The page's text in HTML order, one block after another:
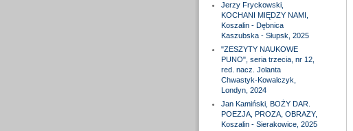
Jerzy Fryckowski,
KOCHANI MIĘDZY NAMI,
Koszalin - Dębnica
Kaszubska - Słupsk, 2025
"ZESZYTY NAUKOWE
PUNO", seria trzecia, nr 12,
red. nacz. Jolanta
Chwastyk-Kowalczyk,
Londyn, 2024
Jan Kamiński, BOŻY DAR.
POEZJA, PROZA, OBRAZY,
Koszalin - Sierakowice, 2025